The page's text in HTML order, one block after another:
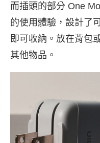
而插頭的部分 One
的使用體驗，設計了
即可收納。放在背包
其他物品。